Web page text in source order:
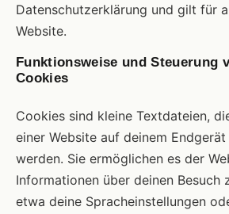
Datenschutzerklärung und gilt für
Website.
Funktionsweise und Steuerung
Cookies
Cookies sind kleine Textdateien,
einer Website auf deinem
werden. Sie ermöglichen es der
Informationen über deinen
etwa deine Spracheinstellungen